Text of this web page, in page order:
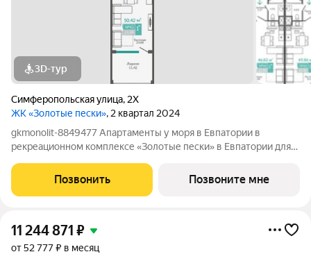
3D-тур
Симферопольская улица, 2Х
ЖК «Золотые пески», 2 квартал 2024
gkmonolit-8849477 Апартаменты у моря в Евпатории в
рекреационном комплексе «Золотые пески» в Евпатории для
ОГРАНИЧЕНО! Ввод в эксплуатацию - II кв. 2027 О
КОМПЛЕКСЕ. Комплекс апартаментов «Золотые пески» -
Позвонить Позвоните мне
11 244 871 ₽
от 52 777 ₽ в месяц